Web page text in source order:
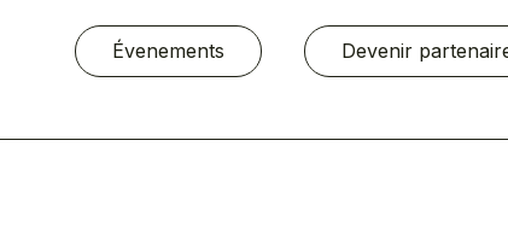
Évenements Devenir